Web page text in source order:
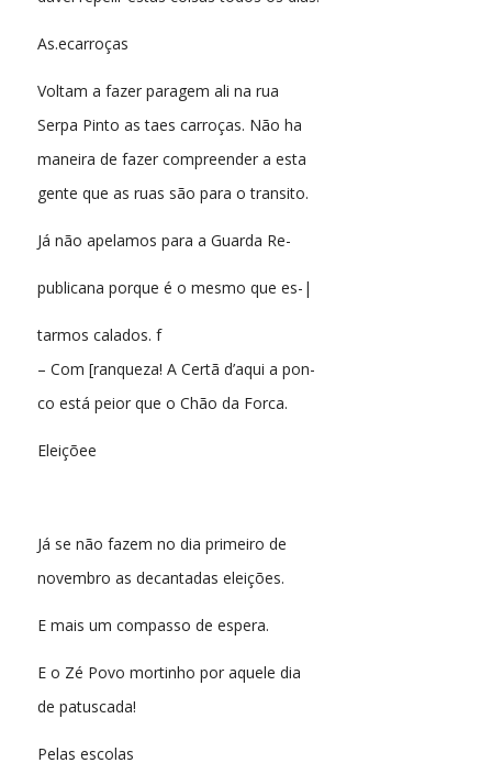
As.ecarroças
Voltam a fazer paragem ali na rua
Serpa Pinto as taes carroças. Não ha
maneira de fazer compreender a esta
gente que as ruas são para o transito.
Já não apelamos para a Guarda Re-
publicana porque é o mesmo que es-|
tarmos calados. f
– Com [ranqueza! A Certã d’aqui a pon-
co está peior que o Chão da Forca.
Eleiçõee
Já se não fazem no dia primeiro de
novembro as decantadas eleições.
E mais um compasso de espera.
E o Zé Povo mortinho por aquele dia
de patuscada!
Pelas escolas